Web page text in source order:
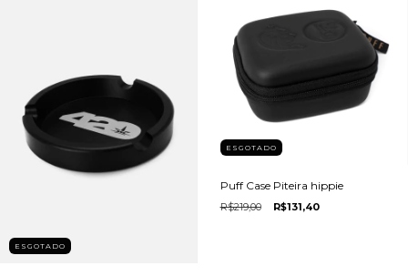
ESGOTADO
ESGOTADO
Puff Case Piteira hippie
R$219,00 R$131,40